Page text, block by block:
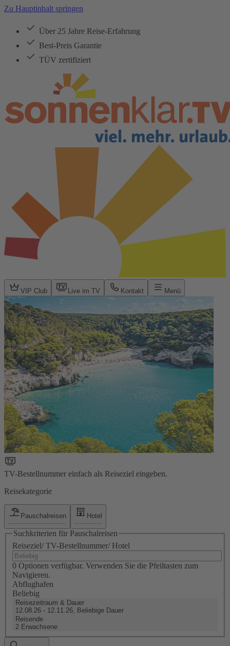
Zu Hauptinhalt springen
Über 25 Jahre Reise-Erfahrung
Best-Preis Garantie
TÜV zertifiziert
VIP Club Live im TV Kontakt Menü
TV-Bestellnummer einfach als Reiseziel eingeben.
Reisekategorie
Pauschalreisen Hotel
Suchkriterien für Pauschalreisen
Reiseziel/ TV-Bestellnummer/ Hotel
0 Optionen verfügbar. Verwenden Sie die Pfeiltasten zum
Navigieren.
Abflughafen
Beliebig
Reisezeitraum & Dauer
12.08.26 - 12.11.26, Beliebige Dauer
Reisende
2 Erwachsene